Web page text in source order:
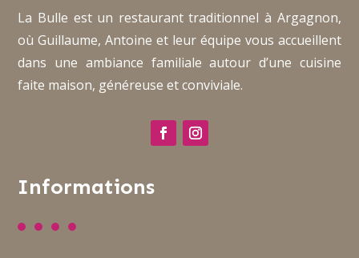
La Bulle est un restaurant traditionnel à Argagnon,
où Guillaume, Antoine et leur équipe vous accueillent
dans une ambiance familiale autour d’une cuisine
faite maison, généreuse et conviviale.
Informations